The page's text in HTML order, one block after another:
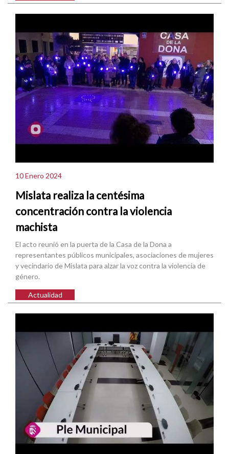
10 Enero 2024
Mislata realiza la centésima
concentración contra la violencia
machista
El acto reunió en la puerta de la Casa de la Dona a
representantes públicos municipales, asociaciones de mujeres
y vecindario de Mislata para alzar la voz contra la violencia de
género.
Actualidad